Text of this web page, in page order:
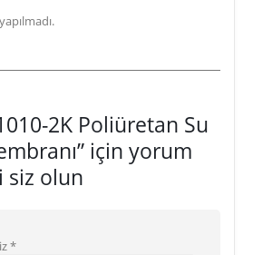
2K Poliüretan Su
için yorum
siz olun
*